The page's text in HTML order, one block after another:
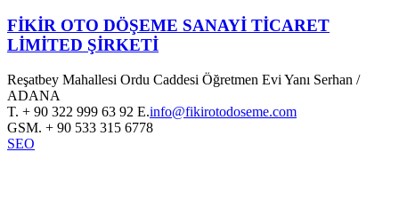
FİKİR OTO DÖŞEME SANAYİ TİCARET
LİMİTED ŞİRKETİ
Reşatbey Mahallesi Ordu Caddesi Öğretmen Evi Yanı Serhan /
ADANA
T. + 90 322 999 63 92 E.info@fikirotodoseme.com
GSM. + 90 533 315 6778
SEO